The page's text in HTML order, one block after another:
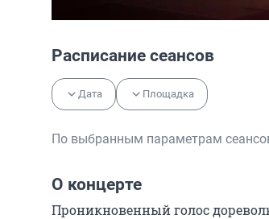
Расписание сеансов
Дата Площадка
По выбранным параметрам
О концерте
Проникновенный голос